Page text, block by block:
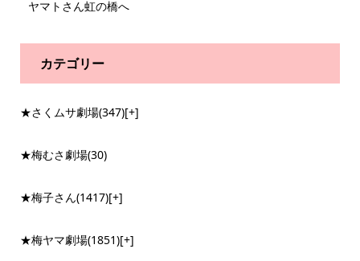
ヤマトさん虹の橋へ
カテゴリー
★さくムサ劇場(347)[+]
★梅むさ劇場(30)
★梅子さん(1417)[+]
★梅ヤマ劇場(1851)[+]